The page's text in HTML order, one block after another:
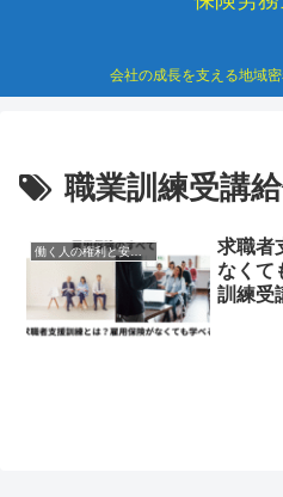
会社の成長を支える地域
職業訓練受講
働く人の権利と安心ガイド
求職者
なくて
訓練受